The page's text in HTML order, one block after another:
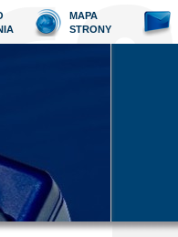
MAPA
STRONY